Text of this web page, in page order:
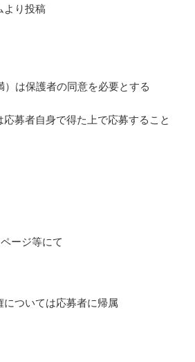
より投稿
は保護者の同意を必要とする
募者自身で得た上で応募すること
ージ等にて
ついては応募者に帰属